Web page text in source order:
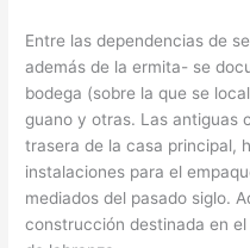
Entre las dependencias de
además de la ermita- se
bodega (sobre la que se
guano y otras. Las antiguas
trasera de la casa principal,
instalaciones para el
mediados del pasado siglo.
construcción destinada en